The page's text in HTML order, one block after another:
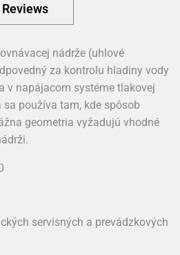
Reviews
nádrže (uhlové
za kontrolu hladiny vody
v napájacom systéme tlakovej
sa používa tam, kde spôsob
geometria vyžadujú vhodné
servisných a prevádzkových